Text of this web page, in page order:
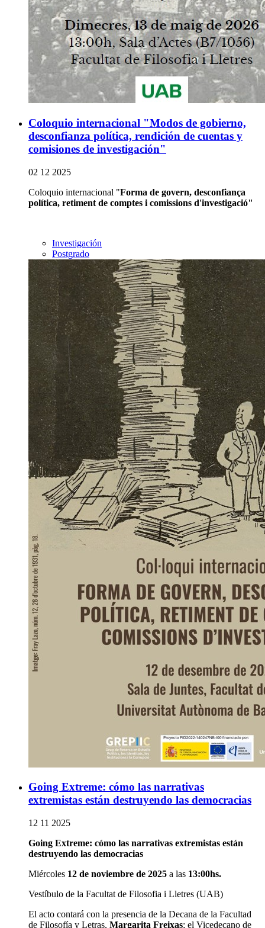
Coloquio internacional "Modos de gobierno,
desconfianza política, rendición de cuentas y
comisiones de investigación"
02 12 2025
Coloquio internacional "Forma de govern, desconfiança
política, retiment de comptes i comissions d'investigació"
Investigación
Postgrado
Going Extreme: cómo las narrativas
extremistas están destruyendo las democracias
12 11 2025
Going Extreme: cómo las narrativas extremistas están
destruyendo las democracias
Miércoles 12 de noviembre de 2025 a las 13:00hs.
Vestíbulo de la Facultat de Filosofia i Lletres (UAB)
El acto contará con la presencia de la Decana de la Facultad
de Filosofía y Letras, Margarita Freixas; el Vicedecano de